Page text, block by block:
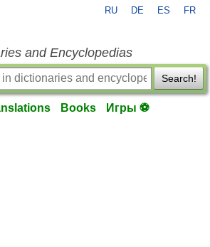
RU DE ES FR
and Encyclopedias
Search!
Books Игры ⚽